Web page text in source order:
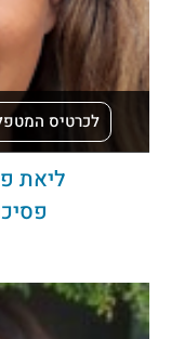
לכרטיס
ליאת